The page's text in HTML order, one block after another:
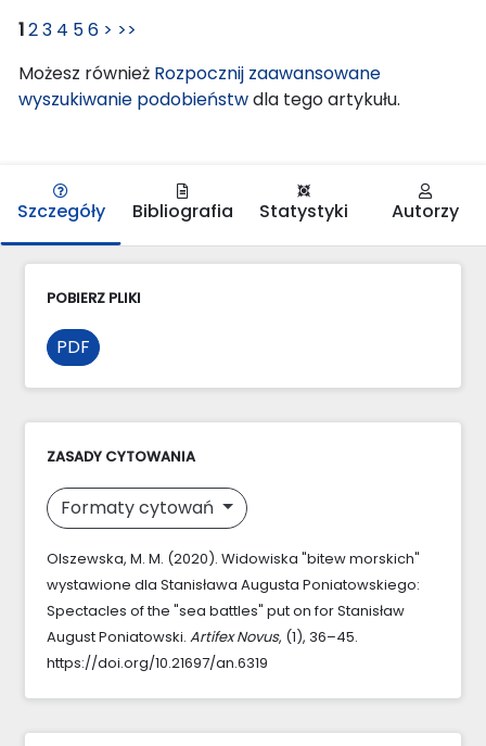
123 4 56 > >>
Możesz również Rozpocznij zaawansowane
wyszukiwanie podobieństwdla tego artykułu.
Szczegóły Bibliografia Statystyki Autorzy
POBIERZ PLIKI
PDF
ZASADY CYTOWANIA
Formaty cytowań
Olszewska, M. M. (2020). Widowiska "bitew morskich"
wystawione dla Stanisława Augusta Poniatowskiego:
Spectacles of the "sea battles" put on for Stanisław
August Poniatowski. Artifex Novus, (1), 36–45.
https://doi.org/10.21697/an.6319